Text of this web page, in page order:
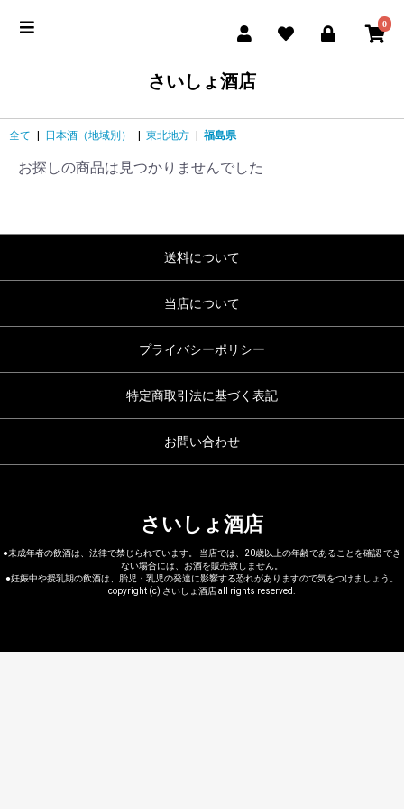
0
さいしょ酒店
全て 日本酒（地域別） 東北地方 福島県
お探しの商品は見つかりませんでした
送料について
当店について
プライバシーポリシー
特定商取引法に基づく表記
お問い合わせ
さいしょ酒店
●未成年者の飲酒は、法律で禁じられています。 当店では、20歳以上の年齢であることを確認 でき
ない場合には、お酒を販売致しません。
●妊娠中や授乳期の飲酒は、胎児・乳児の発達に影響する恐れがありますので気をつけましょう。
copyright (c) さいしょ酒店 all rights reserved.